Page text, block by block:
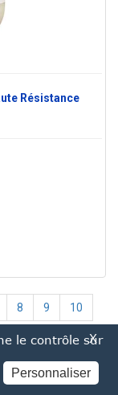
Résistance
8 9 10
X
le contrôle sur
Personnaliser